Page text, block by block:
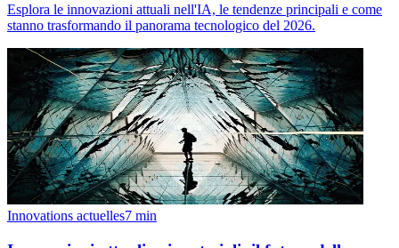
Esplora le innovazioni attuali nell'IA, le tendenze principali e come
stanno trasformando il panorama tecnologico del 2026.
Innovations actuelles7 min